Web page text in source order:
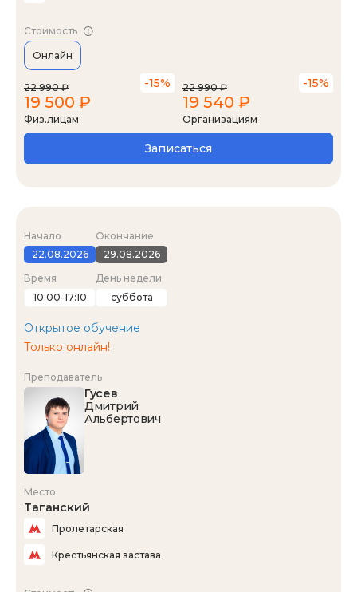
Стоимость
Онлайн
22 990 ₽ -15%
19 500 ₽
Физ.лицам
22 990 ₽ -15%
19 540 ₽
Организациям
Записаться
Начало
22.08.2026
Окончание
29.08.2026
Время
10:00-17:10
День недели
суббота
Открытое обучение
Только онлайн!
Преподаватель
Гусев
Дмитрий
Альбертович
Место
Таганский
Пролетарская
Крестьянская застава